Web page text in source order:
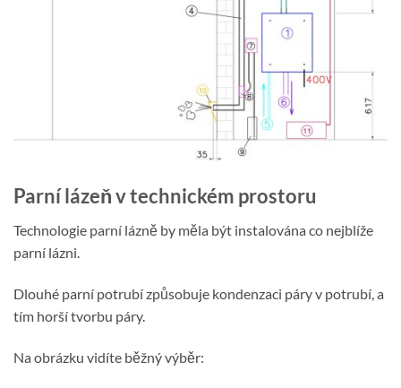
Parní lázeň v technickém prostoru
Technologie parní lázně by měla být instalována co nejblíže
parní lázni.
Dlouhé parní potrubí způsobuje kondenzaci páry v potrubí, a
tím horší tvorbu páry.
Na obrázku vidíte běžný výběr: